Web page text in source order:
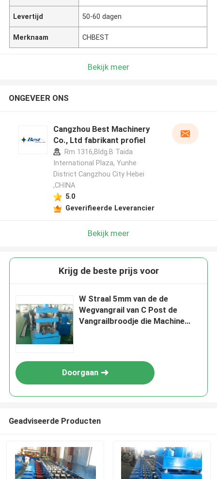
Levertijd 50-60 dagen
Merknaam CHBEST
Bekijk meer
ONGEVEER ONS
Cangzhou Best Machinery
Co., Ltd fabrikant profiel
Rm 1316,Bldg.B Taida
International Plaza, Yunhe
District Cangzhou City Hebei
,CHINA
5.0
Geverifieerde Leverancier
Bekijk meer
Krijg de beste prijs voor
W Straal 5mm van de de
Wegvangrail van C Post de
Vangrailbroodje die Machine
Doorgaan
Geadviseerde Producten